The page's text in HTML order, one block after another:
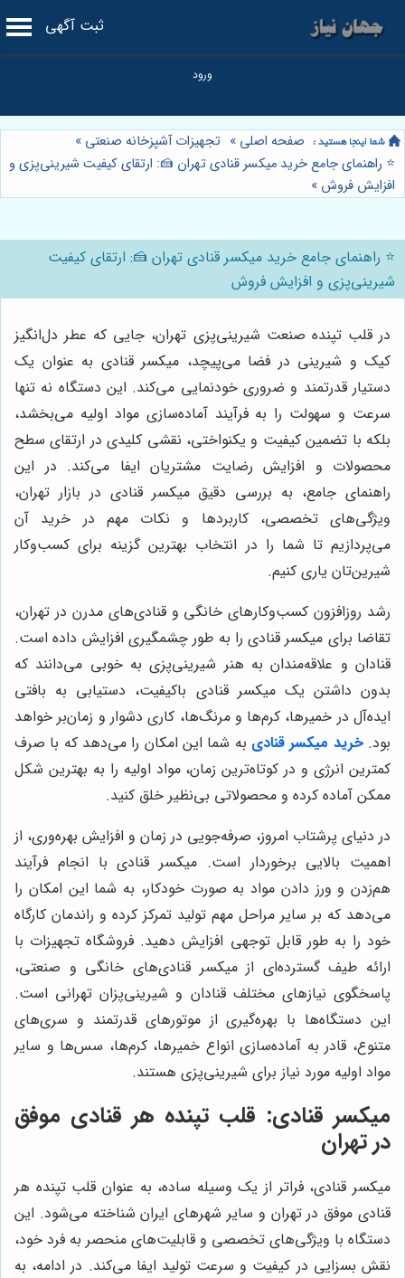
ثبت آگهی
صفحه اصلی » تجهیزات آشپزخانه صنعتی »
⭐️ راهنمای جامع خرید میکسر قنادی تهران 🍰: ارتقای کیفیت شیرینی‌پزی و
افزایش فروش »
⭐️ راهنمای جامع خرید میکسر قنادی تهران 🍰: ارتقای کیفیت
شیرینی‌پزی و افزایش فروش
در قلب تپنده صنعت شیرینی‌پزی تهران، جایی که عطر دل‌انگیز
کیک و شیرینی در فضا می‌پیچد، میکسر قنادی به عنوان یک
دستیار قدرتمند و ضروری خودنمایی می‌کند. این دستگاه نه تنها
سرعت و سهولت را به فرآیند آماده‌سازی مواد اولیه می‌بخشد،
بلکه با تضمین کیفیت و یکنواختی، نقشی کلیدی در ارتقای سطح
محصولات و افزایش رضایت مشتریان ایفا می‌کند. در این
راهنمای جامع، به بررسی دقیق میکسر قنادی در بازار تهران،
ویژگی‌های تخصصی، کاربردها و نکات مهم در خرید آن
می‌پردازیم تا شما را در انتخاب بهترین گزینه برای کسب‌وکار
شیرین‌تان یاری کنیم.
رشد روزافزون کسب‌وکارهای خانگی و قنادی‌های مدرن در تهران،
تقاضا برای میکسر قنادی را به طور چشمگیری افزایش داده است.
قنادان و علاقه‌مندان به هنر شیرینی‌پزی به خوبی می‌دانند که
بدون داشتن یک میکسر قنادی باکیفیت، دستیابی به بافتی
ایده‌آل در خمیرها، کرم‌ها و مرنگ‌ها، کاری دشوار و زمان‌بر خواهد
بود.خرید میکسر قنادی به شما این امکان را می‌دهد که با صرف
کمترین انرژی و در کوتاه‌ترین زمان، مواد اولیه را به بهترین شکل
ممکن آماده کرده و محصولاتی بی‌نظیر خلق کنید.
در دنیای پرشتاب امروز، صرفه‌جویی در زمان و افزایش بهره‌وری، از
اهمیت بالایی برخوردار است. میکسر قنادی با انجام فرآیند
هم‌زدن و ورز دادن مواد به صورت خودکار، به شما این امکان را
می‌دهد که بر سایر مراحل مهم تولید تمرکز کرده و راندمان کارگاه
خود را به طور قابل توجهی افزایش دهید. فروشگاه تجهیزات با
ارائه طیف گسترده‌ای از میکسر قنادی‌های خانگی و صنعتی،
پاسخگوی نیازهای مختلف قنادان و شیرینی‌پزان تهرانی است.
این دستگاه‌ها با بهره‌گیری از موتورهای قدرتمند و سری‌های
متنوع، قادر به آماده‌سازی انواع خمیرها، کرم‌ها، سس‌ها و سایر
مواد اولیه مورد نیاز برای شیرینی‌پزی هستند.
میکسر قنادی: قلب تپنده هر قنادی موفق
در تهران
میکسر قنادی، فراتر از یک وسیله ساده، به عنوان قلب تپنده هر
قنادی موفق در تهران و سایر شهرهای ایران شناخته می‌شود. این
دستگاه با ویژگی‌های تخصصی و قابلیت‌های منحصر به فرد خود،
نقش بسزایی در کیفیت و سرعت تولید ایفا می‌کند. در ادامه، به